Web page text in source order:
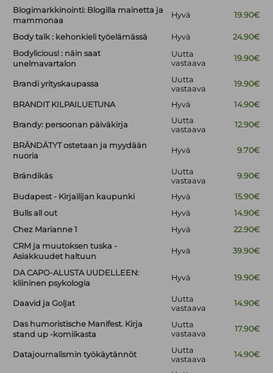
Blogimarkkinointi: Blogilla mainetta ja
mammonaa
Hyvä 19.90€
Body talk : kehonkieli työelämässä Hyvä
24.90€
Bodylicious! : näin saat
unelmavartalon
Uutta
vastaava
19.90€
Brandi yrityskaupassa
Uutta
vastaava
19.90€
BRANDIT KILPAILUETUNA Hyvä 14.90€
Brandy: persoonan päiväkirja
Uutta
vastaava
12.90€
BRÄNDÄTYT ostetaan ja myydään
nuoria
Hyvä 9.70€
Brändikäs
Uutta
vastaava
9.90€
Budapest - Kirjailijan kaupunki Hyvä
15.90€
Bulls all out
Hyvä
14.90€
Chez Marianne 1
Hyvä
22.90€
CRM ja muutoksen tuska -
Asiakkuudet haltuun
Hyvä 39.90€
DA CAPO-ALUSTA UUDELLEEN:
kliininen psykologia
Hyvä 19.90€
Daavid ja Goljat
Uutta
vastaava
14.90€
Das humoristische Manifest. Kirja
stand up -komiikasta
Uutta
vastaava
17.90€
Datajournalismin työkäytännöt
Uutta
vastaava
14.90€